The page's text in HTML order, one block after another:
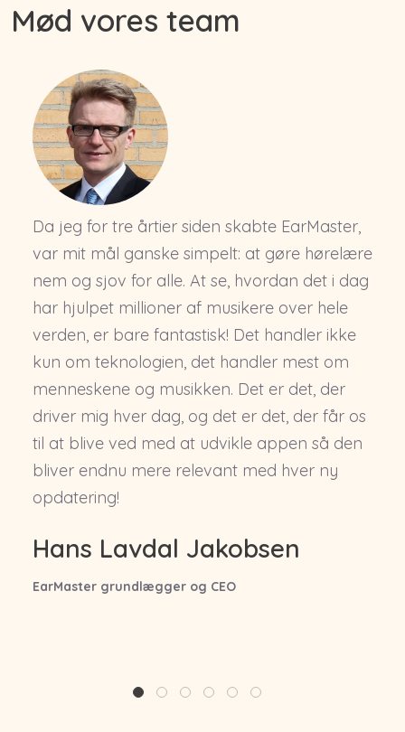
Mød vores team
Da jeg for tre årtier siden skabte EarMaster,
var mit mål ganske simpelt: at gøre hørelære
nem og sjov for alle. At se, hvordan det i dag
har hjulpet millioner af musikere over hele
verden, er bare fantastisk! Det handler ikke
kun om teknologien, det handler mest om
menneskene og musikken. Det er det, der
driver mig hver dag, og det er det, der får os
til at blive ved med at udvikle appen så den
bliver endnu mere relevant med hver ny
opdatering!
Hans Lavdal Jakobsen
EarMaster grundlægger og CEO
1 2 3 4 5 6